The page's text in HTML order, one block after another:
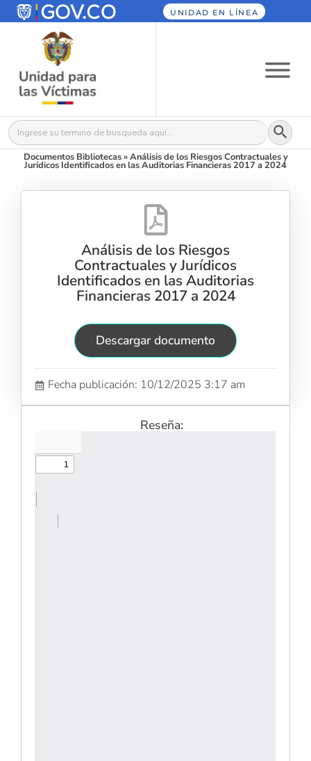
UNIDAD EN LÍNEA
Buscar: Botón
Documentos Bibliotecas»Análisis de los Riesgos Contractuales y
Jurídicos Identificados en las Auditorias Financieras 2017 a 2024
Análisis de los Riesgos
Contractuales y Jurídicos
Identificados en las Auditorias
Financieras 2017 a 2024
Descargar documento
Fecha publicación: 10/12/2025 3:17 am
Reseña: